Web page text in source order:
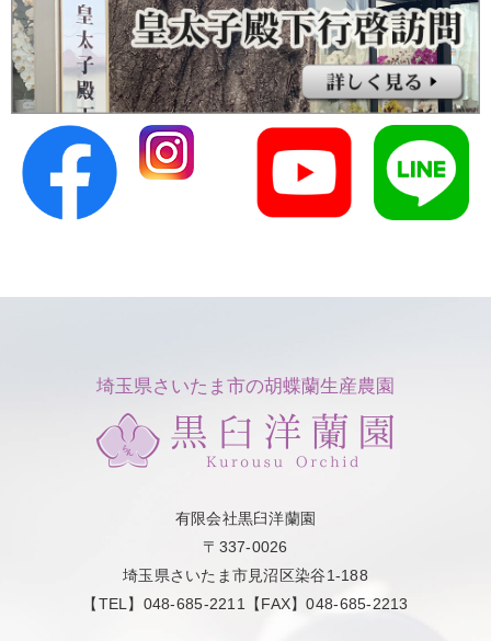
埼玉県さいたま市の胡蝶蘭生産農園
有限会社黒臼洋蘭園
〒337-0026
埼玉県さいたま市見沼区染谷1-188
【TEL】048-685-2211【FAX】048-685-2213